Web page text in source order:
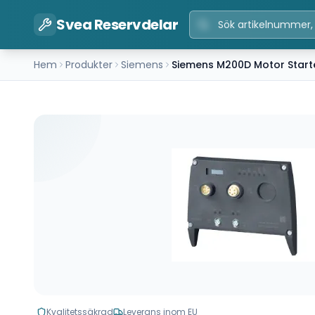
Svea Reservdelar
Hem Produkter Siemens Siemens M200D Motor
Kvalitetssäkrad Leverans inom EU